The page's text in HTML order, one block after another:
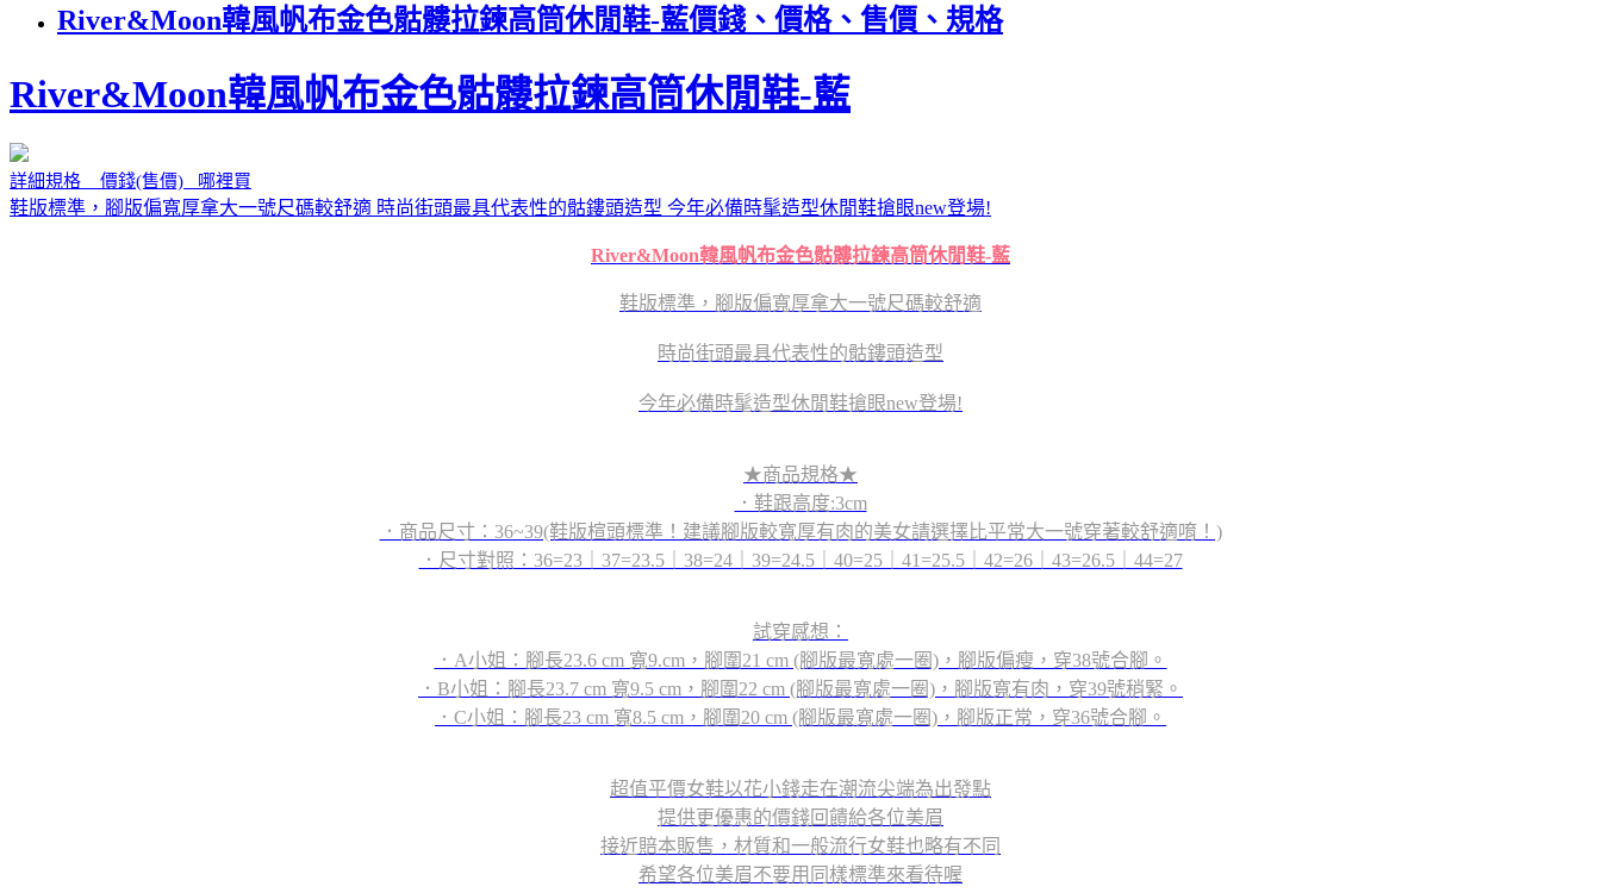
River&Moon韓風帆布金色骷髏拉鍊高筒休閒鞋-藍價錢、價格、售價、規格
River&Moon韓風帆布金色骷髏拉鍊高筒休閒鞋-藍
詳細規格 價錢(售價) 哪裡買
鞋版標準，腳版偏寬厚拿大一號尺碼較舒適 時尚街頭最具代表性的骷鏤頭造型 今年必備時髦造型休閒鞋搶眼new登場!
River&Moon韓風帆布金色骷髏拉鍊高筒休閒鞋-藍
鞋版標準，腳版偏寬厚拿大一號尺碼較舒適
時尚街頭最具代表性的骷鏤頭造型
今年必備時髦造型休閒鞋搶眼new登場!
★商品規格★
．鞋跟高度:3cm
．商品尺寸：36~39(鞋版楦頭標準！建議腳版較寬厚有肉的美女請選擇比平常大一號穿著較舒適唷！)
．尺寸對照：36=23｜37=23.5｜38=24｜39=24.5｜40=25｜41=25.5｜42=26｜43=26.5｜44=27
試穿感想：
．A小姐：腳長23.6 cm 寬9.cm，腳圍21 cm (腳版最寬處一圈)，腳版偏瘦，穿38號合腳。
．B小姐：腳長23.7 cm 寬9.5 cm，腳圍22 cm (腳版最寬處一圈)，腳版寬有肉，穿39號稍緊。
．C小姐：腳長23 cm 寬8.5 cm，腳圍20 cm (腳版最寬處一圈)，腳版正常，穿36號合腳。
超值平價女鞋以花小錢走在潮流尖端為出發點
提供更優惠的價錢回饋給各位美眉
接近賠本販售，材質和一般流行女鞋也略有不同
希望各位美眉不要用同樣標準來看待喔